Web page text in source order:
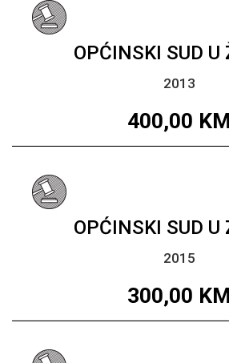
OPĆINSKI SUD U
2013
400,00 KM
OPĆINSKI SUD U
2015
300,00 KM